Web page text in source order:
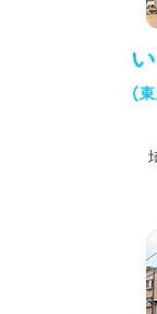
保育目標・
施設・設備
アクセス